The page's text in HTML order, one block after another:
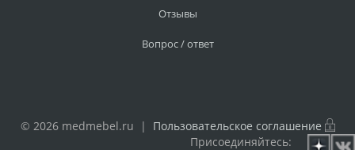
Отзывы
Вопрос / ответ
© 2026 medmebel.ru | Пользовательское соглашение
Присоединяйтесь: